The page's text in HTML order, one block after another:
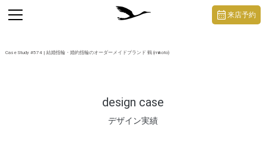
Case Study #574 | 結婚指輪・婚約指輪のオーダーメイドブランド 鶴 (mikoto)
design case
デザイン実績
toggle
navigation
来店予約